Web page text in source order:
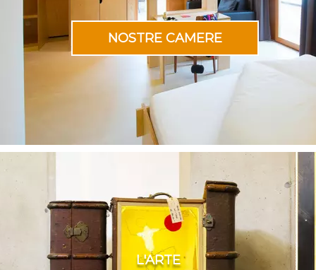
NOSTRE CAMERE
L'ARTE